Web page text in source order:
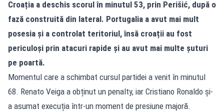
Croația a deschis scorul în minutul 53, prin Perišić, după o
fază construită din lateral. Portugalia a avut mai mult
posesia și a controlat teritoriul, însă croații au fost
periculoși prin atacuri rapide și au avut mai multe șuturi
pe poartă.
Momentul care a schimbat cursul partidei a venit în minutul
68. Renato Veiga a obținut un penalty, iar Cristiano Ronaldo și-
a asumat execuția într-un moment de presiune majoră.